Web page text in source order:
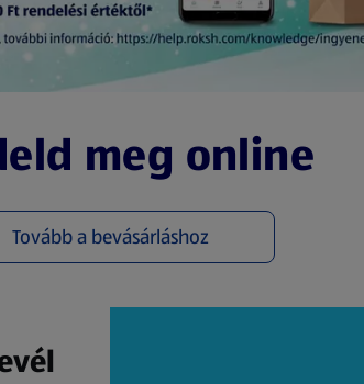
meg online
Tovább a bevásárláshoz
(új oldalon nyílik meg)